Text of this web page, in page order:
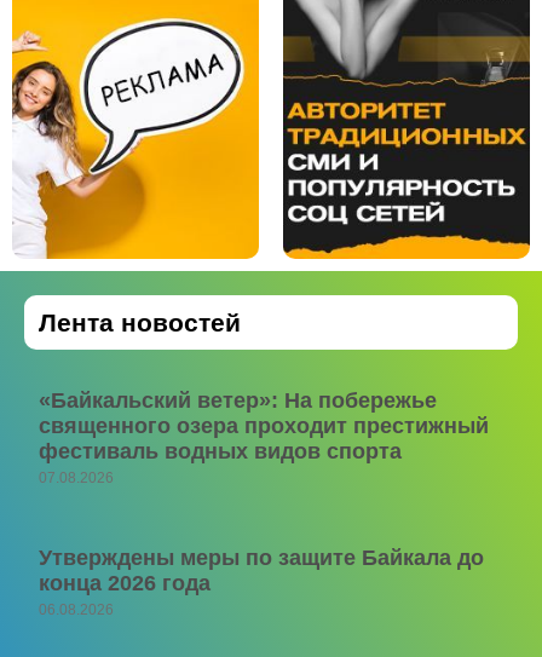
Лента новостей
«Байкальский ветер»: На побережье
священного озера проходит престижный
фестиваль водных видов спорта
07.08.2026
Утверждены меры по защите Байкала до
конца 2026 года
06.08.2026